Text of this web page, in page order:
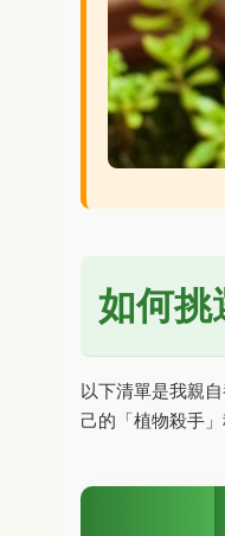
如何挑
以下清單是我親
己的「植物殺手」